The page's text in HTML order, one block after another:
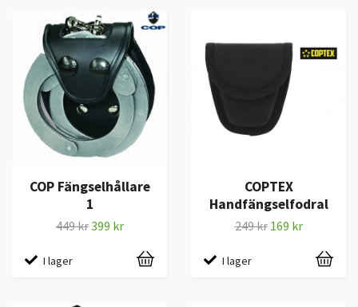
COP Fängselhållare
1
449 kr399 kr
I lager
COPTEX
Handfängselfodral
249 kr 169 kr
I lager